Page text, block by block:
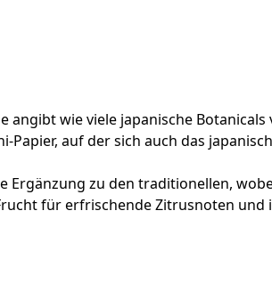
angibt wie viele japanische
auf der sich auch das
Ergänzung zu den traditionellen,
für erfrischende Zitrusnoten und